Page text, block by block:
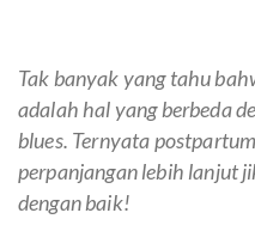
Tak banyak yang tahu
adalah hal yang berbeda
blues. Ternyata
perpanjangan lebih lanjut
dengan baik!